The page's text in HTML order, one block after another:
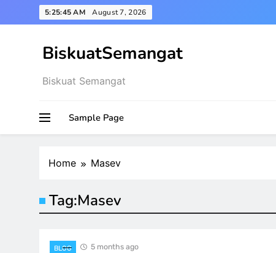
to
5:25:45 AM August 7, 2026
BiskuatSemangat
Biskuat Semangat
Sample Page
Home Masev
Tag:Masev
BLOG 5 months ago